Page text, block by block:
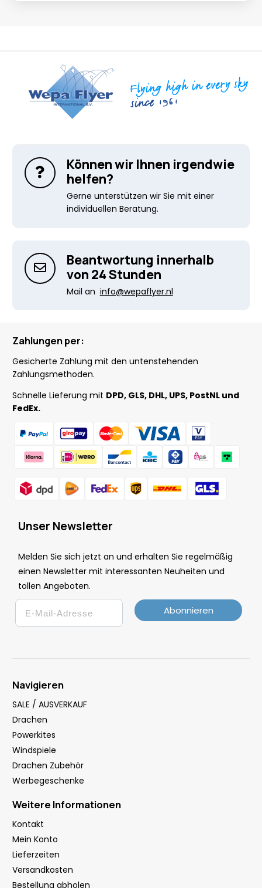
Können wir Ihnen irgendwie
helfen?
Gerne unterstützen wir Sie mit einer
individuellen Beratung.
Beantwortung innerhalb
von 24 Stunden
Mail an info@wepaflyer.nl
Zahlungen per:
Gesicherte Zahlung mit den untenstehenden
Zahlungsmethoden.
Schnelle Lieferung mit DPD, GLS, DHL, UPS, PostNL und
FedEx.
Unser Newsletter
Melden Sie sich jetzt an und erhalten Sie regelmäßig
einen Newsletter mit interessanten Neuheiten und
tollen Angeboten.
Email
Abonnieren
Navigieren
SALE / AUSVERKAUF
Drachen
Powerkites
Windspiele
Drachen Zubehör
Werbegeschenke
Weitere Informationen
Kontakt
Mein Konto
Lieferzeiten
Versandkosten
Bestellung abholen